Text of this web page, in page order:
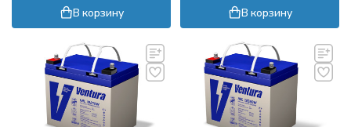
В корзину В корзину